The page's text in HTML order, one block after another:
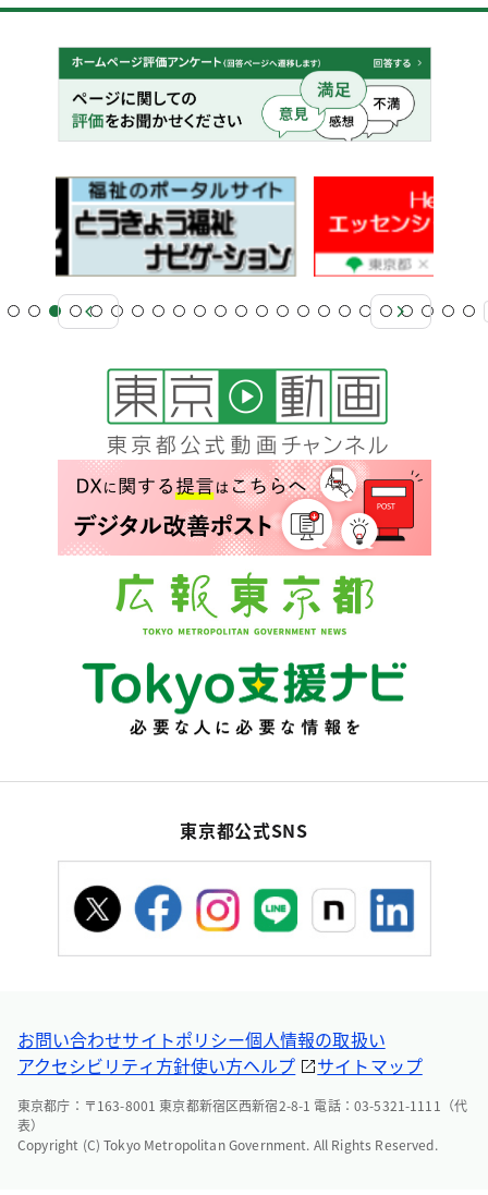
東京都公式SNS
お問い合わせサイトポリシー個人情報の取扱い
アクセシビリティ方針使い方ヘルプ サイトマップ
東京都庁：〒163-8001 東京都新宿区西新宿2-8-1 電話：03-5321-1111（代
表）
Copyright (C) Tokyo Metropolitan Government. All Rights Reserved.